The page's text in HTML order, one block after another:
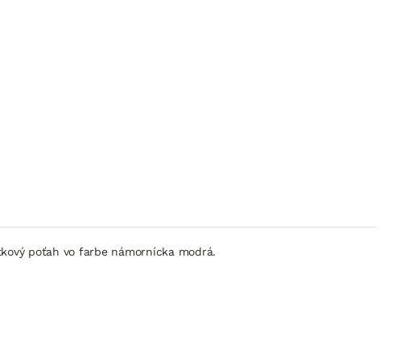
poťah vo farbe námornícka modrá.